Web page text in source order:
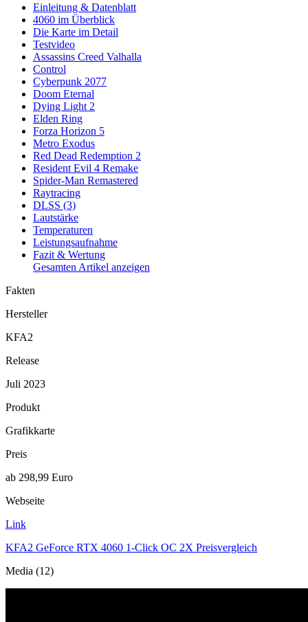
Einleitung & Datenblatt
4060 im Überblick
Die Karte im Detail
Testvideo
Assassins Creed Valhalla
Control
Cyberpunk 2077
Doom Eternal
Dying Light 2
Elden Ring
Forza Horizon 5
Metro Exodus
Red Dead Redemption 2
Resident Evil 4 Remake
Spider-Man Remastered
Raytracing
DLSS (3)
Lautstärke
Temperaturen
Leistungsaufnahme
Fazit & Wertung
Gesamten Artikel anzeigen
Fakten
Hersteller
KFA2
Release
Juli 2023
Produkt
Grafikkarte
Preis
ab 298,99 Euro
Webseite
Link
KFA2 GeForce RTX 4060 1-Click OC 2X Preisvergleich
Media (12)